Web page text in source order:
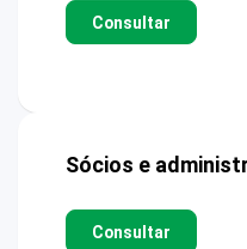
Consultar
Sócios e
Consultar